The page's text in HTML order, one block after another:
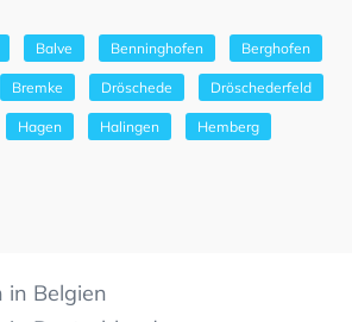
Balve Benninghofen Berghofen
Bremke Dröschede Dröschederfeld
Hagen Halingen Hemberg
in Belgien